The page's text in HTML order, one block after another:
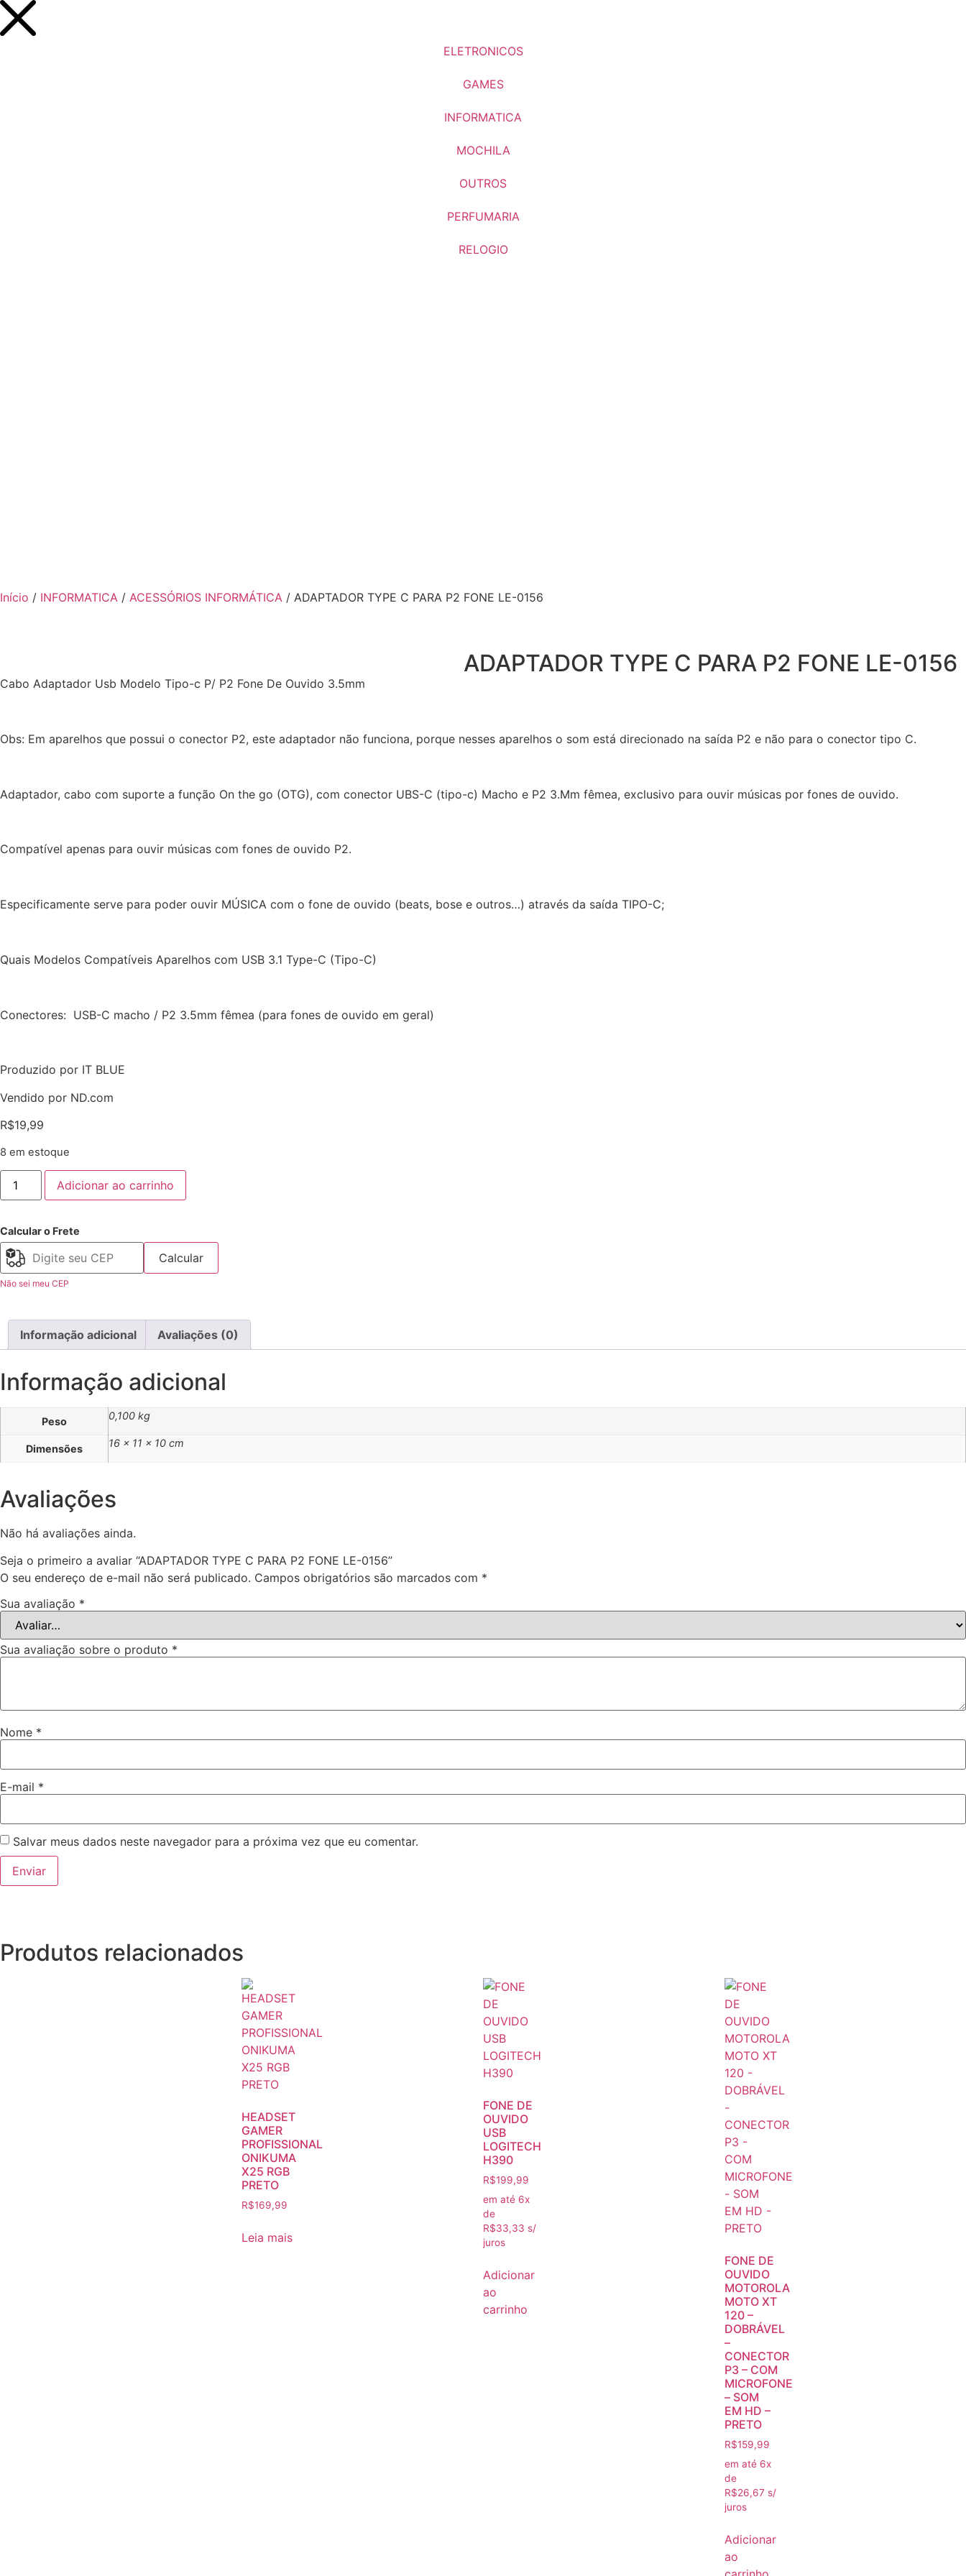
ELETRONICOS
GAMES
INFORMATICA
MOCHILA
OUTROS
PERFUMARIA
RELOGIO
Início / INFORMATICA / ACESSÓRIOS INFORMÁTICA / ADAPTADOR TYPE C PARA P2 FONE LE-0156
ADAPTADOR TYPE C PARA P2 FONE LE-0156
Cabo Adaptador Usb Modelo Tipo-c P/ P2 Fone De Ouvido 3.5mm
Obs: Em aparelhos que possui o conector P2, este adaptador não funciona, porque nesses aparelhos o som está direcionado na saída P2 e não para o conector tipo C.
Adaptador, cabo com suporte a função On the go (OTG), com conector UBS-C (tipo-c) Macho e P2 3.Mm fêmea, exclusivo para ouvir músicas por fones de ouvido.
Compatível apenas para ouvir músicas com fones de ouvido P2.
Especificamente serve para poder ouvir MÚSICA com o fone de ouvido (beats, bose e outros…) através da saída TIPO-C;
Quais Modelos Compatíveis Aparelhos com USB 3.1 Type-C (Tipo-C)
Conectores: USB-C macho / P2 3.5mm fêmea (para fones de ouvido em geral)
Produzido por IT BLUE
Vendido por ND.com
R$19,99
8 em estoque
Adicionar ao carrinho
Calcular o Frete
Calcular
Não sei meu CEP
Informação adicional Avaliações (0)
Informação adicional
Peso 0,100 kg
Dimensões 16 × 11 × 10 cm
Avaliações
Não há avaliações ainda.
Seja o primeiro a avaliar “ADAPTADOR TYPE C PARA P2 FONE LE-0156”
O seu endereço de e-mail não será publicado. Campos obrigatórios são marcados com *
Sua avaliação *
Sua avaliação sobre o produto *
Nome *
E-mail *
Salvar meus dados neste navegador para a próxima vez que eu comentar.
Produtos relacionados
HEADSET
GAMER
PROFISSIONAL
ONIKUMA
X25 RGB
PRETO
R$169,99
Leia mais
FONE DE
OUVIDO
USB
LOGITECH
H390
R$199,99
em até 6x
de
R$33,33 s/
juros
Adicionar
ao
carrinho
FONE DE
OUVIDO
MOTOROLA
MOTO XT
120 –
DOBRÁVEL
–
CONECTOR
P3 – COM
MICROFONE
– SOM
EM HD –
PRETO
R$159,99
em até 6x
de
R$26,67 s/
juros
Adicionar
ao